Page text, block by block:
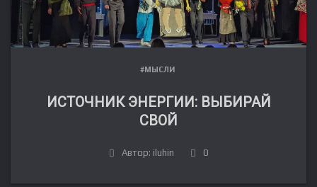
#МЫСЛИ
ИСТОЧНИК ЭНЕРГИИ: ВЫБИРАЙ
СВОЙ
Автор: iluhin 0